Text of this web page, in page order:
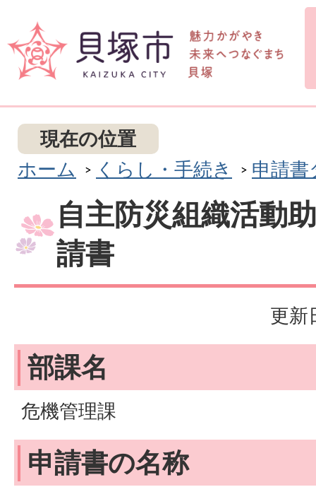
現在の位置
ホーム
くらし・手続き 申請書
自主防災組織活動
請書
更新
部課名
危機管理課
申請書の名称